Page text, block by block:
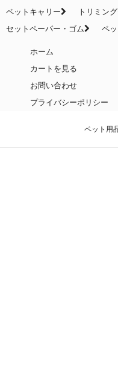
ペットキャリー
トリミン
セットペーパー・ゴム
ペ
ホーム
カートを見る
お問い合わせ
プライバシーポリシー
ペット用